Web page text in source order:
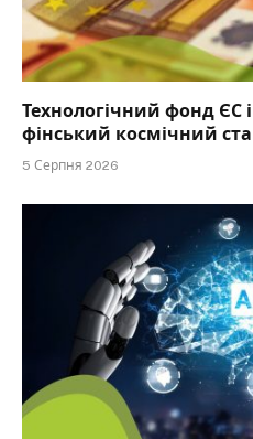
Технологічний фонд ЄС
фінський космічний
5 Серпня 2026